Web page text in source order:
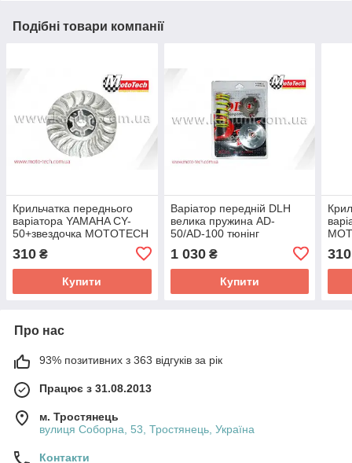
Подібні товари компанії
Крильчатка переднього
варіатора YAMAHA CY-
50+звездочка MOTOTECH
310 ₴
Купити
Варіатор передній DLH
велика пружина AD-
50/AD-100 тюнінг
1 030₴
Купити
310
Про нас
93% позитивних з 363 відгуків за рік
Працює з 31.08.2013
м. Тростянець
вулиця Соборна, 53, Тростянець, Україна
Контакти